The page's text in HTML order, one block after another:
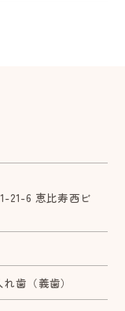
21-6 恵比寿西ビ
歯（義歯）